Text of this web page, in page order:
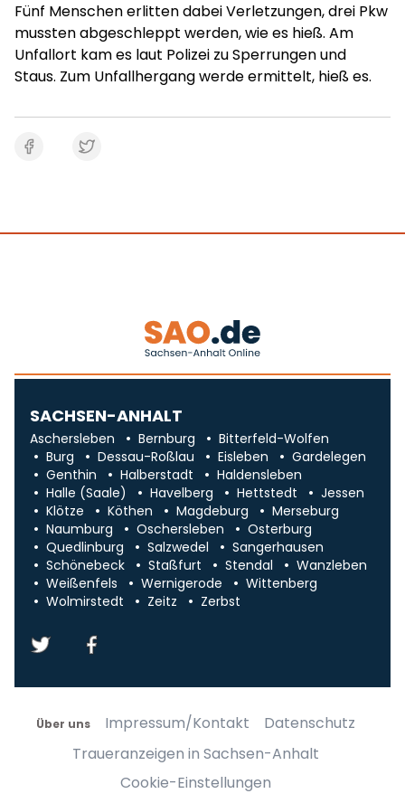
Fünf Menschen erlitten dabei Verletzungen, drei Pkw
mussten abgeschleppt werden, wie es hieß. Am
Unfallort kam es laut Polizei zu Sperrungen und
Staus. Zum Unfallhergang werde ermittelt, hieß es.
SACHSEN-ANHALT
Aschersleben Bernburg
Bitterfeld-Wolfen
Burg
Dessau-Roßlau Eisleben
Gardelegen
Genthin
Halberstadt
Haldensleben
Halle (Saale)
Havelberg Hettstedt
Jessen
Klötze
Köthen Magdeburg
Merseburg
Naumburg
Oschersleben
Osterburg
Quedlinburg
Salzwedel
Sangerhausen
Schönebeck
Staßfurt Stendal
Wanzleben
Weißenfels
Wernigerode
Wittenberg
Wolmirstedt
Zeitz Zerbst
Über uns Impressum/Kontakt
Datenschutz
Traueranzeigen in Sachsen-Anhalt
Cookie-Einstellungen